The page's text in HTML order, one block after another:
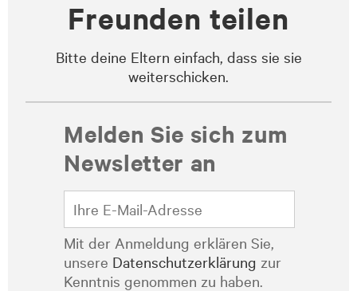
Freunden teilen
Bitte deine Eltern einfach, dass sie sie
weiterschicken.
Melden Sie sich zum
Newsletter an
Mit der Anmeldung erklären Sie,
unsere Datenschutzerklärung zur
Kenntnis genommen zu haben.